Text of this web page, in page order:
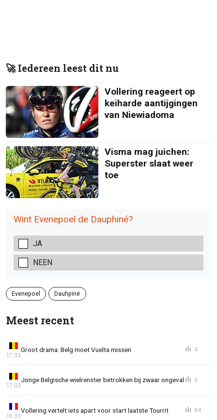
🚀 Iedereen leest dit nu
Vollering reageert op
keiharde aantijgingen
van Niewiadoma
Visma mag juichen:
Superster slaat weer
toe
Wint Evenepoel de Dauphiné?
JA
NEEN
Evenepoel Dauhpiné
Meest recent
Groot drama: Belg moet Vuelta missen
17:33
4
Jonge Belgische wielrenster betrokken bij zwaar ongeval
17:03
0
Vollering vertelt iets apart voor start laatste Tourrit
16:33
84